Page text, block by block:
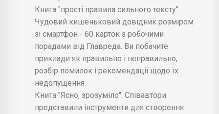
Книга "прості правила сильного тексту".
Чудовий кишеньковий довідник розміром
зі смартфон - 60 карток з робочими
порадами від Главреда. Ви побачите
приклади як правильно і неправильно,
розбір помилок і рекомендації щодо їх
недопущення.
Книга "Ясно, зрозуміло". Співавтори
представили інструменти для створення